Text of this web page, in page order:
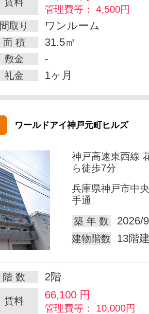
管理費等： 4,500円
間取り
ワンルーム
面 積 31.5㎡
敷金 -
礼金 1ヶ月
ワールドアイ神戸元町ヒルズ
神戸高速東西線
ら徒歩7分
兵庫県神戸市中
手通
築 年 数
2026/
建物階数 13階
階 数 2階
賃料 66,100 円
管理費等： 10,000円